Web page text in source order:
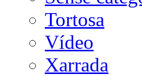
Tortosa
Vídeo
Xarrada